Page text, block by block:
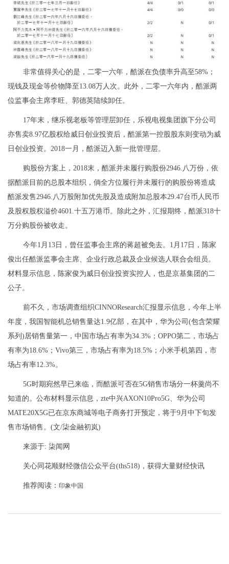
非常值得关心的是，二零一六年，酷派在负债率升高至58%；
现钱及现金等价物降至13.08万人次。此外，二零一六年内，酷派两
位监事会主席李旺、郭德英陆续卸任。
17年末，继乐视老板等管理层卸任，乐视电视集团旗下分公司
亦售卖8.97亿股权给威日创业投资后，酷派第一控股股东则变动为威
日创业投资。2018一月，酷派迈入新一批管理层。
购股份方案上，2018末，酷派并未履行购股份2946.八万份，依
据酷派目前的总股本组织，倘全方位履行并未履行的购股份将造成
酷派发售2946.八万股附加优先股及造成附加总股本29.47台币人民币
及股权股权溢价4601.十五万港币。除此之外，汇报期终，酷派318十
万分购股份被收走。
今年1月13日，曾任监事会主席的蒋超被免去。1月17日，陈家
俊出任酷派监事会主席、企业行政总裁及企业候选人联合会组员。
材料显示信息，陈家俊为威日创业投资实控人，也是京基集团的二
公子。
前不久，市场调查组织CINNOResearch汇报显示信息，今年上半
年度，我国智能机总销售量达1.9亿部，在其中，华为公司(包含荣耀
系列)居销售量第一，中国市场占有率为34.3%；OPPO第二，市场占
有率为18.6%；Vivo第三，市场占有率为18.5%；小米手机第四，市
场占有率12.3%。
5G时期宛然早已来临，而酷派可否在5G销售市场分一杯羹尚不
知道的。公布材料显示信息，zte中兴AXON10Pro5G、华为公司
MATE20X5G已在京东商城等电子商务打开预定，将于9月中下旬发
售市场销售。(文/柒金融初岚)
来源于: 柒闻网
关心同花顺财经微信公众平台(ths518)，获得大量财经快讯
推荐阅读： 印象中国